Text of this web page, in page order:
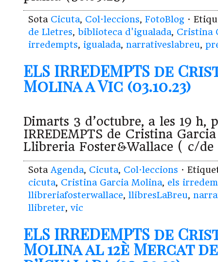
Sota Cicuta, Col·leccions, FotoBlog ·
de Lletres, biblioteca d'igualada, Cristina
irredempts, igualada, narrativeslabreu,
ELS IRREDEMPTS de
Molina a Vic (03.10.23)
Dimarts 3 d’octubre, a les 19 h,
IRREDEMPTS de Cristina
Llibreria Foster&Wallace ( c/de
Sota Agenda, Cicuta, Col·leccions ·
cicuta, Cristina Garcia Molina, els
llibreriafosterwallace, llibresLaBreu,
llibreter, vic
ELS IRREDEMPTS de
Molina al 12è Mercat